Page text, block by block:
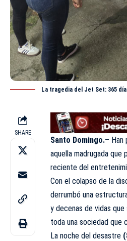
La tragedia del Jet Set: 365
SHARE
Santo Domingo.– Han
aquella madrugada
reciente del
Con el colapso de la
derrumbó una
y decenas de vidas que
toda una sociedad que
La noche del desastre